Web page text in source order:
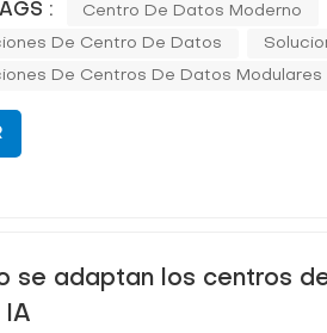
de servicios en tiempo real
de futuro están ado...
: Centro De Datos Moderno
De Centro De Datos
De Centros De Datos Modulares
se adaptan los centros
IA